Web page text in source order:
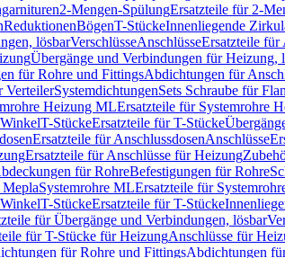
2-Mengen-SpülungErsatzteile für 2-
ReduktionenBögenT-StückeInnenliegende
lösbarVerschlüsseAnschlüsseErsatzteile für
Übergänge und Verbindungen für Heizung,
für Rohre und FittingsAbdichtungen für
VerteilerSystemdichtungenSets Schraube für
Heizung MLErsatzteile für Systemrohre
T-StückeErsatzteile für T-Stücke
Ersatzteile für AnschlussdosenAnschlüsse
Ersatzteile für Anschlüsse für Heizung
für RohreBefestigungen für Rohre
Systemrohre MLErsatzteile für
T-StückeErsatzteile für T-Stücke
für Übergänge und Verbindungen, lösbar
für T-Stücke für HeizungAnschlüsse für
für Rohre und FittingsAbdichtungen